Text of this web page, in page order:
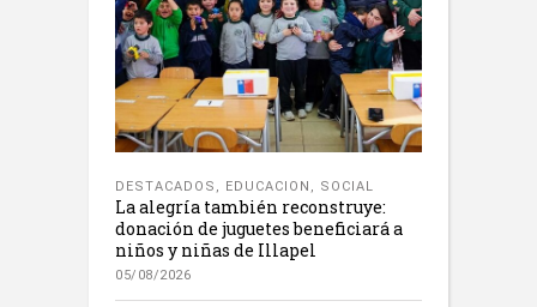
DESTACADOS , EDUCACION , SOCIAL
La alegría también reconstruye:
donación de juguetes beneficiará a
niños y niñas de Illapel
05/08/2026